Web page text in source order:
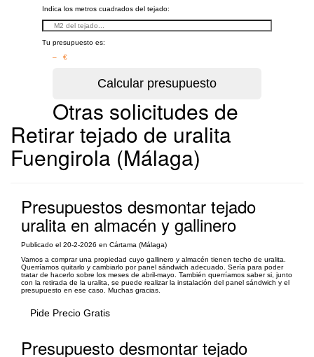
Indica los metros cuadrados del tejado:
Tu presupuesto es:
– €
Otras solicitudes de
Retirar tejado de uralita
Fuengirola (Málaga)
Presupuestos desmontar tejado
uralita en almacén y gallinero
Publicado el 20-2-2026 en Cártama (Málaga)
Vamos a comprar una propiedad cuyo gallinero y almacén tienen techo de uralita.
Querríamos quitarlo y cambiarlo por panel sándwich adecuado. Sería para poder
tratar de hacerlo sobre los meses de abril-mayo. También querríamos saber si, junto
con la retirada de la uralita, se puede realizar la instalación del panel sándwich y el
presupuesto en ese caso. Muchas gracias.
Pide Precio Gratis
Presupuesto desmontar tejado